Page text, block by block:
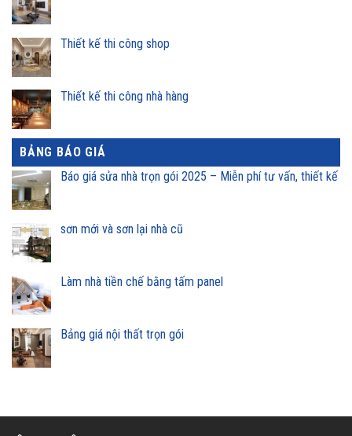
Thiết kế thi công shop
Thiết kế thi công nhà hàng
BẢNG BÁO GIÁ
Báo giá sửa nhà trọn gói 2025 – Miễn phí tư vấn, thiết kế
sơn mới và sơn lại nhà cũ
Làm nhà tiền chế bằng tấm panel
Bảng giá nội thất trọn gói